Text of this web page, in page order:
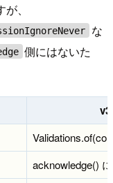
、
な
側にはないた
acknowledge()